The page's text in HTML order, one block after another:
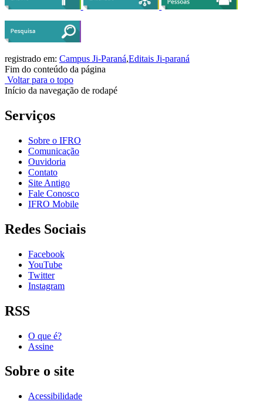
registrado em: Campus Ji-Paraná,Editais Ji-paraná
Fim do conteúdo da página
Voltar para o topo
Início da navegação de rodapé
Serviços
Sobre o IFRO
Comunicação
Ouvidoria
Contato
Site Antigo
Fale Conosco
IFRO Mobile
Redes Sociais
Facebook
YouTube
Twitter
Instagram
RSS
O que é?
Assine
Sobre o site
Acessibilidade